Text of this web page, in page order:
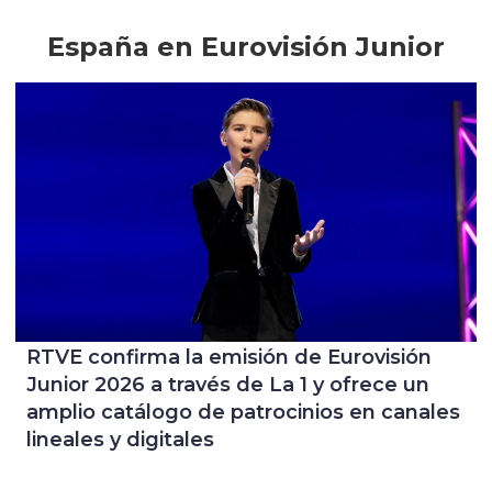
España en Eurovisión Junior
RTVE confirma la emisión de Eurovisión
Junior 2026 a través de La 1 y ofrece un
amplio catálogo de patrocinios en canales
lineales y digitales